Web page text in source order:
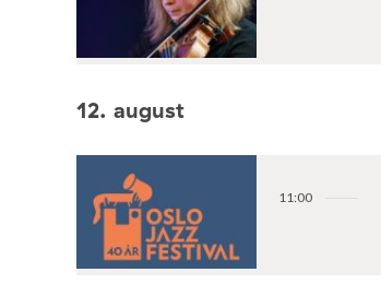
12. august
11:00